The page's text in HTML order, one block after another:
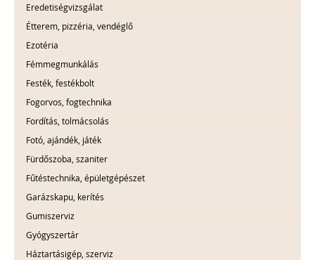
Eredetiségvizsgálat
Étterem, pizzéria, vendéglő
Ezotéria
Fémmegmunkálás
Festék, festékbolt
Fogorvos, fogtechnika
Fordítás, tolmácsolás
Fotó, ajándék, játék
Fürdőszoba, szaniter
Fűtéstechnika, épületgépészet
Garázskapu, kerítés
Gumiszerviz
Gyógyszertár
Háztartásigép, szerviz